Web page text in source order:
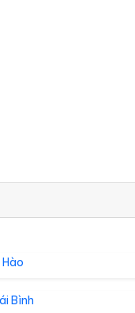
Bình